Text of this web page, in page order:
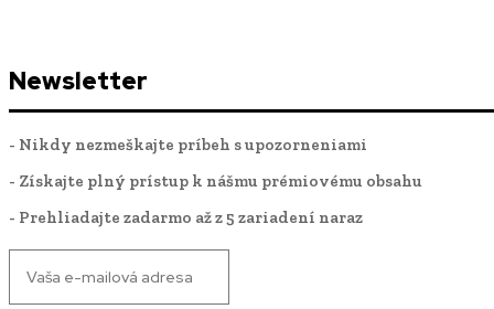
Newsletter
- Nikdy nezmeškajte príbeh s upozorneniami
- Získajte plný prístup k nášmu prémiovému obsahu
- Prehliadajte zadarmo až z 5 zariadení naraz